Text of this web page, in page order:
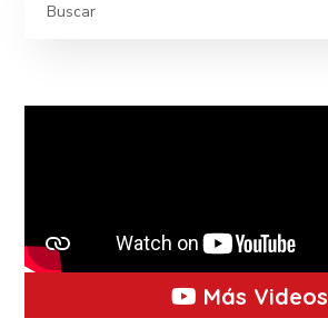
Más Videos